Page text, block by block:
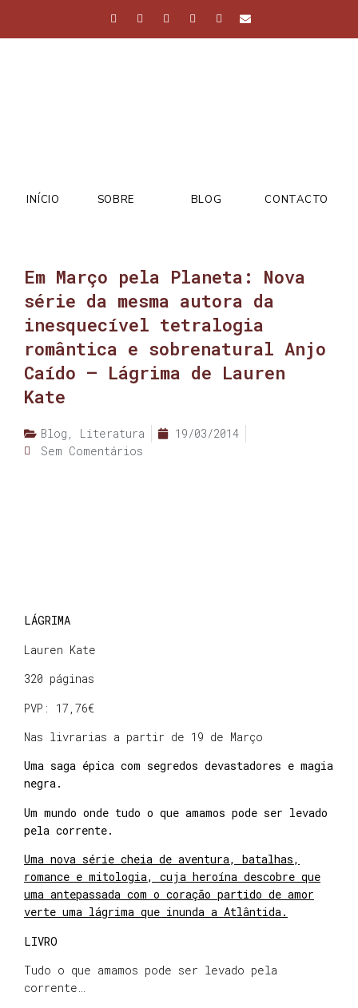
INÍCIO SOBRE BLOG CONTACTO
Em Março pela Planeta: Nova
série da mesma autora da
inesquecível tetralogia
romântica e sobrenatural Anjo
Caído – Lágrima de Lauren
Kate
Blog , Literatura
19/03/2014
Sem Comentários
LÁGRIMA
Lauren Kate
320 páginas
PVP: 17,76€
Nas livrarias a partir de 19 de Março
Uma saga épica com segredos devastadores e magia
negra.
Um mundo onde tudo o que amamos pode ser levado
pela corrente.
Uma nova série cheia de aventura, batalhas,
romance e mitologia, cuja heroína descobre que
uma antepassada com o coração partido de amor
verte uma lágrima que inunda a Atlântida.
LIVRO
Tudo o que amamos pode ser levado pela
corrente…